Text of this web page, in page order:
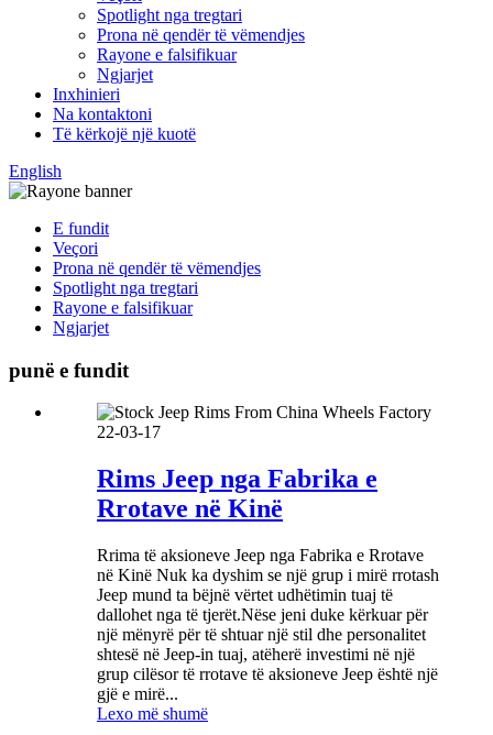
Spotlight nga tregtari
Prona në qendër të vëmendjes
Rayone e falsifikuar
Ngjarjet
Inxhinieri
Na kontaktoni
Të kërkojë një kuotë
English
E fundit
Veçori
Prona në qendër të vëmendjes
Spotlight nga tregtari
Rayone e falsifikuar
Ngjarjet
punë e fundit
22-03-17
Rims Jeep nga Fabrika e
Rrotave në Kinë
Rrima të aksioneve Jeep nga Fabrika e Rrotave
në Kinë Nuk ka dyshim se një grup i mirë rrotash
Jeep mund ta bëjnë vërtet udhëtimin tuaj të
dallohet nga të tjerët.Nëse jeni duke kërkuar për
një mënyrë për të shtuar një stil dhe personalitet
shtesë në Jeep-in tuaj, atëherë investimi në një
grup cilësor të rrotave të aksioneve Jeep është një
gjë e mirë...
Lexo më shumë